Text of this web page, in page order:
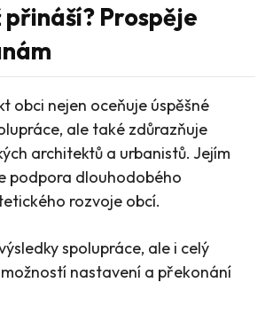
přináší? Prospěje
obci nejen oceňuje úspěšné
ale také zdůrazňuje
architektů a urbanistů. Jejím
podpora dlouhodobého
rozvoje obcí.
spolupráce, ale i celý
nastavení a překonání